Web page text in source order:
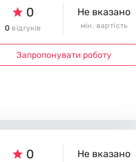
0
0 відгуків
Не вказано
мін. вартість
Запропонувати роботу
0 Не вказано